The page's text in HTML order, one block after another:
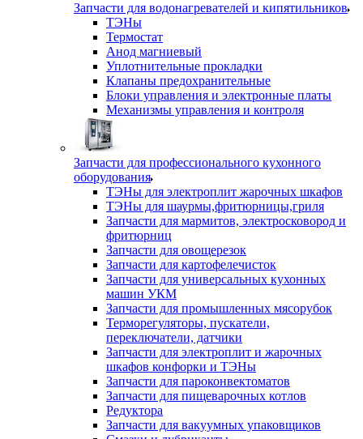
Запчасти для водонагревателей и кипятильников
ТЭНы
Термостат
Анод магниевый
Уплотнительные прокладки
Клапаны предохранительные
Блоки управления и электронные платы
Механизмы управления и контроля
Запчасти для профессионального кухонного
оборудования
ТЭНы для электроплит жарочных шкафов
ТЭНы для шаурмы,фритюрницы,гриля
Запчасти для мармитов, электросковород и
фритюрниц
Запчасти для овощерезок
Запчасти для картофелечисток
Запчасти для универсальных кухонных
машин УКМ
Запчасти для промышленных мясорубок
Терморегуляторы, пускатели,
переключатели, датчики
Запчасти для электроплит и жарочных
шкафов конфорки и ТЭНы
Запчасти для пароконвектоматов
Запчасти для пищеварочных котлов
Редуктора
Запчасти для вакуумных упаковщиков